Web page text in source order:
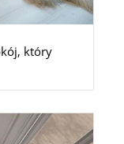
który